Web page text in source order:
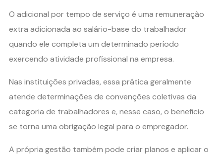
O adicional por tempo de serviço é uma remuneração
extra adicionada ao salário-base do trabalhador
quando ele completa um determinado período
exercendo atividade profissional na empresa.
Nas instituições privadas, essa prática geralmente
atende determinações de convenções coletivas da
categoria de trabalhadores e, nesse caso, o benefício
se torna uma obrigação legal para o empregador.
A própria gestão também pode criar planos e aplicar o